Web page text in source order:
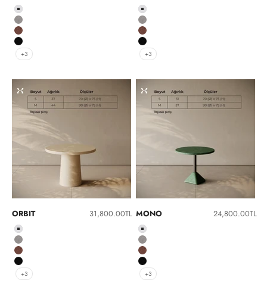
Beyaz
Gri
Kırmızı
Siyah
+3
Beyaz
Gri
Kırmızı
Siyah
+3
ORBIT İndirimli fiyat
31,800.00TL
Beyaz
Gri
Kırmızı
Siyah
+3
MONO İndirimli fiyat
24,800.00TL
Beyaz
Gri
Kırmızı
Siyah
+3